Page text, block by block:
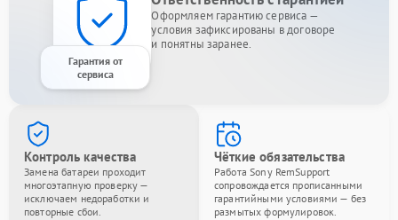
Гарантия от
сервиса
Оформляем гарантию сервиса —
условия зафиксированы в договоре
и понятны заранее.
Контроль качества
Замена батареи проходит
многоэтапную проверку —
исключаем недоработки и
повторные сбои.
Чёткие обязательства
Работа Sony RemSupport
сопровождается прописанными
гарантийными условиями — без
размытых формулировок.